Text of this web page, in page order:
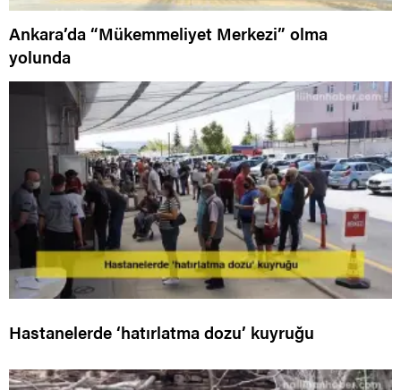
Ankara’da “Mükemmeliyet Merkezi” olma
yolunda
Hastanelerde ‘hatırlatma dozu’ kuyruğu